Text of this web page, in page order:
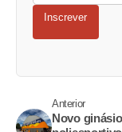
Inscrever
Anterior
Novo ginásio